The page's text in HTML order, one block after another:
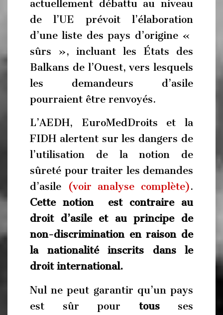
actuellement débattu au niveau
de l’UE prévoit l’élaboration
d’une liste des pays d’origine «
sûrs », incluant les États des
Balkans de l’Ouest, vers lesquels
les demandeurs d’asile
pourraient être renvoyés.
L’AEDH, EuroMedDroits et la
FIDH alertent sur les dangers de
l’utilisation de la notion de
sûreté pour traiter les demandes
d’asile
(voir analyse complète).
Cette notion est contraire au
droit d’asile et au principe de
non-discrimination en raison de
la nationalité inscrits dans le
droit international.
Nul ne peut garantir qu’un pays
est sûr pour tousses